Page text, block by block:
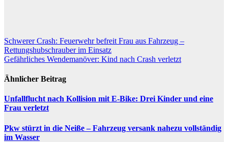
Beitragsnavigation
Schwerer Crash: Feuerwehr befreit Frau aus Fahrzeug –
Rettungshubschrauber im Einsatz
Gefährliches Wendemanöver: Kind nach Crash verletzt
Ähnlicher Beitrag
Unfallflucht nach Kollision mit E-Bike: Drei Kinder und eine
Frau verletzt
Pkw stürzt in die Neiße – Fahrzeug versank nahezu vollständig
im Wasser